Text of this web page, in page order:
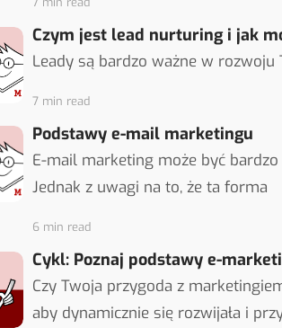
Czym jest lead nurturing i jak
Leady są bardzo ważne w
7 min read
Podstawy e-mail marketingu
E-mail marketing może być
Jednak z uwagi na to, że ta forma
6 min read
Cykl: Poznaj podstawy e-
Czy Twoja przygoda z
aby dynamicznie się rozwijała i